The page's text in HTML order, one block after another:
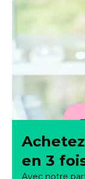
en 3